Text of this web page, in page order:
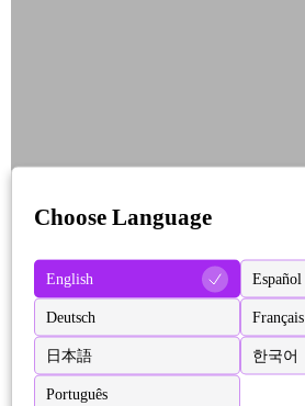
Choose Language
English Español
Deutsch Français
日本語 한국어
Português